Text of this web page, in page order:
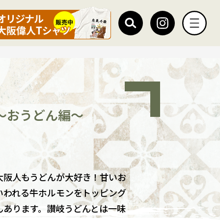
おうどん編～
人もうどんが大好き！甘いお
れる牛ホルモンをトッピング
ります。讃岐うどんとは一味